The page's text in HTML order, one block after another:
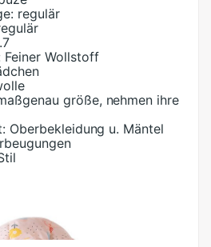
regulär
Feiner Wollstoff
größe, nehmen ihre
Oberbekleidung u. Mäntel